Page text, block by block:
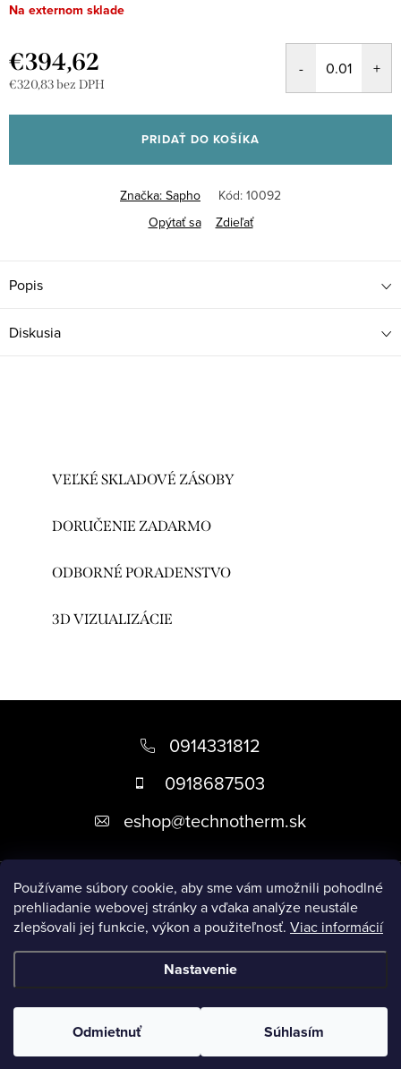
Používame súbory cookie, aby sme vám umožnili pohodlné
prehliadanie webovej stránky a vďaka analýze neustále
zlepšovali jej funkcie, výkon a použiteľnosť. Viac informácií
Nastavenie
Odmietnuť Súhlasím
Na externom sklade
€394,62
€320,83 bez DPH
cena:
PRIDAŤ DO KOŠÍKA
Značka: Sapho Kód: 10092
Opýtať sa
Zdieľať
Popis
Diskusia
VEĽKÉ SKLADOVÉ ZÁSOBY
DORUČENIE ZADARMO
ODBORNÉ PORADENSTVO
3D VIZUALIZÁCIE
i
0914331812
0918687503
eshop@technotherm.sk
Informácie
Prijímame online platby
Upraviť nastavenie cookies